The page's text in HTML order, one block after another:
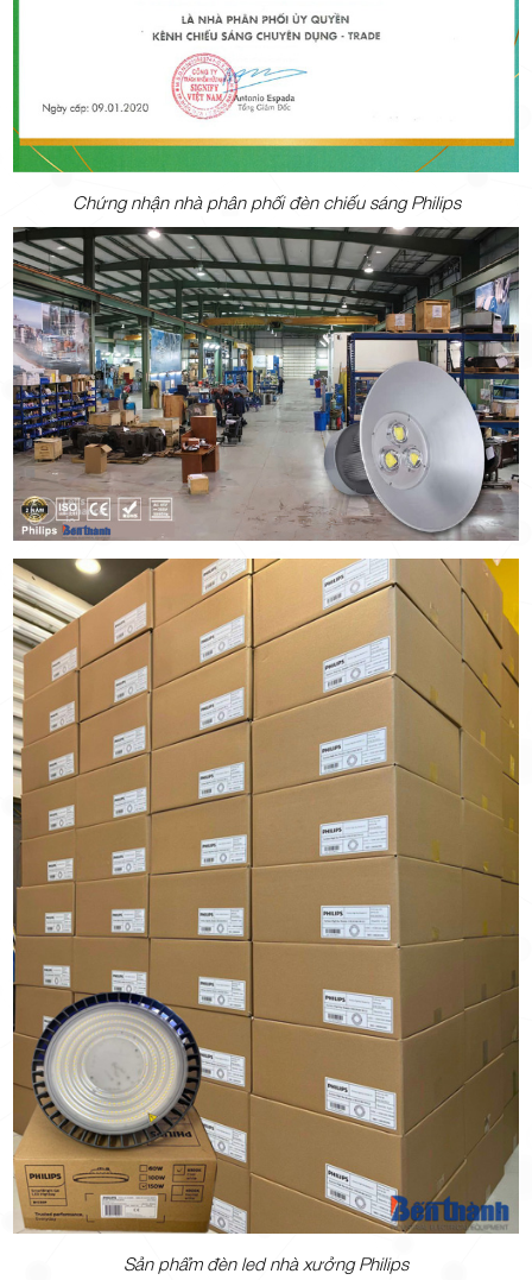
Chứng nhận nhà phân phối đèn chiếu sáng Philips
Sản phẩm đèn led nhà xưởng Philips